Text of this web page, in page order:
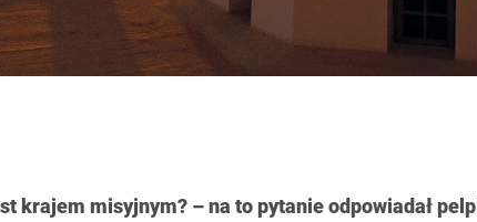
krajem misyjnym? – na to pytanie odpowiadał